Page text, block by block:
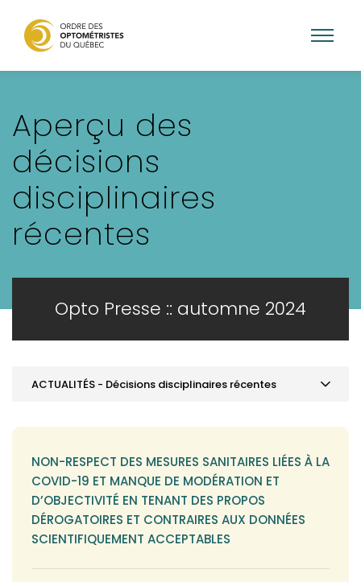
contenu
principal
Aperçu des
décisions
disciplinaires
récentes
Opto Presse :: automne 2024
ACTUALITÉS - Décisions disciplinaires récentes
ACTUALITÉS - Retour sur l'AGA
ACTUALITÉS - Utilisation des écrans par les jeunes
ACTUALITÉS - Avis de radiation
NON-RESPECT DES MESURES SANITAIRES LIÉES À LA
COVID-19 ET MANQUE DE MODÉRATION ET
D’OBJECTIVITÉ EN TENANT DES PROPOS
DÉROGATOIRES ET CONTRAIRES AUX DONNÉES
SCIENTIFIQUEMENT ACCEPTABLES